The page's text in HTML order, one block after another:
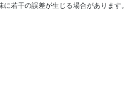
若干の誤差が生じる場合があります。